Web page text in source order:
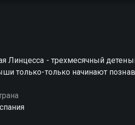
Линцесса - трехмесячный
только-только начинают